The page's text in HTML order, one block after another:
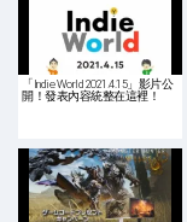
「Indie World 2021.4.15」影片公
開！發表內容統整在這裡！